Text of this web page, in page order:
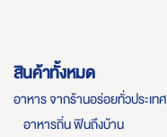
สินค้าทั้งหมด
อาหาร จากร้านอร่อยทั่วประเทศ
อาหารถิ่น ฟินถึงบ้าน